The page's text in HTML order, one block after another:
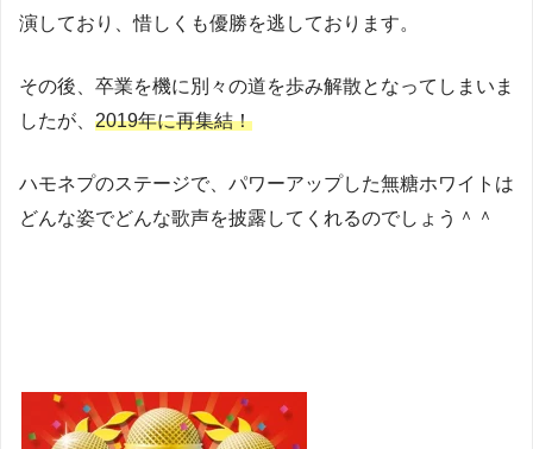
演しており、惜しくも優勝を逃しております。
その後、卒業を機に別々の道を歩み解散となってしまいま
したが、 2019年に再集結！
ハモネプのステージで、パワーアップした無糖ホワイトは
どんな姿でどんな歌声を披露してくれるのでしょう＾＾